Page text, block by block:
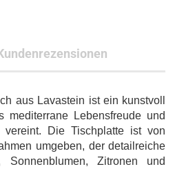
aus Lavastein ist ein kunstvoll
mediterrane Lebensfreude und
vereint. Die Tischplatte ist von
umgeben, der detailreiche
Sonnenblumen, Zitronen und